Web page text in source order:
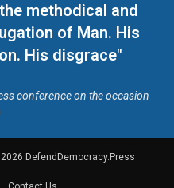
methodical and
of Man. His
His disgrace"
conference on the occasion
DefendDemocracy.Press